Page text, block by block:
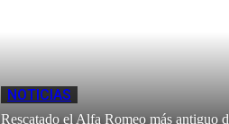
NOTICIAS
Rescatado el Alfa Romeo más antiguo